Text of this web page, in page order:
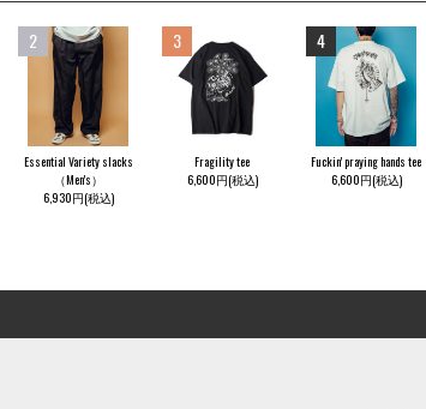
2
Essential Variety slacks
（Men's）
6,930円(税込)
3
Fragility tee
6,600円(税込)
4
Fuckin' praying hands tee
6,600円(税込)